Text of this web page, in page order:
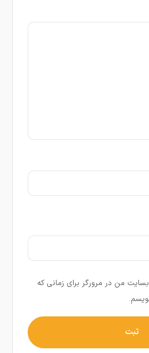
من در مرورگر برای زمانی که